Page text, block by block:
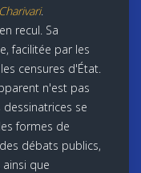
.
recul. Sa
facilitée par les
censures d'État.
n'est pas
dessinatrices se
formes de
débats publics,
que